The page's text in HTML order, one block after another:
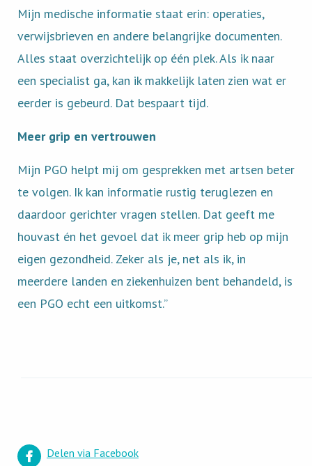
Mijn medische informatie staat erin: operaties,
verwijsbrieven en andere belangrijke documenten.
Alles staat overzichtelijk op één plek. Als ik naar
een specialist ga, kan ik makkelijk laten zien wat er
eerder is gebeurd. Dat bespaart tijd.
Meer grip en vertrouwen
Mijn PGO helpt mij om gesprekken met artsen beter
te volgen. Ik kan informatie rustig teruglezen en
daardoor gerichter vragen stellen. Dat geeft me
houvast én het gevoel dat ik meer grip heb op mijn
eigen gezondheid. Zeker als je, net als ik, in
meerdere landen en ziekenhuizen bent behandeld, is
een PGO echt een uitkomst.”
Delen via Facebook